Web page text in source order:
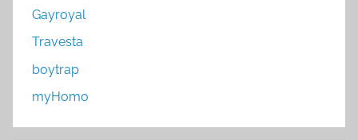
Gayroyal
Travesta
boytrap
myHomo